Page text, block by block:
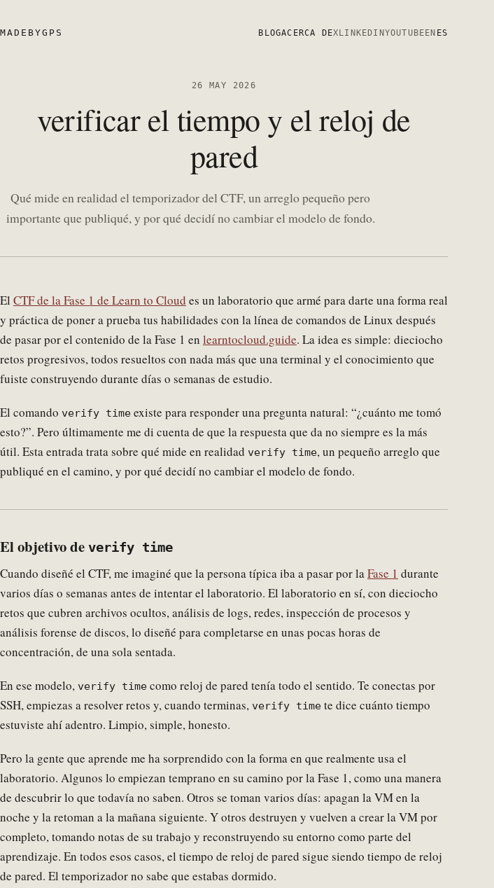
MADEBYGPS BLOGACERCA DEX LINKEDINYOUTUBE EN ES
26 MAY 2026
verificar el tiempo y el reloj de
pared
Qué mide en realidad el temporizador del CTF, un arreglo pequeño pero
importante que publiqué, y por qué decidí no cambiar el modelo de fondo.
El CTF de la Fase 1 de Learn to Cloud es un laboratorio que armé para darte una forma real
y práctica de poner a prueba tus habilidades con la línea de comandos de Linux después
de pasar por el contenido de la Fase 1 en learntocloud.guide. La idea es simple: dieciocho
retos progresivos, todos resueltos con nada más que una terminal y el conocimiento que
fuiste construyendo durante días o semanas de estudio.
El comando verify time existe para responder una pregunta natural: “¿cuánto me tomó
esto?”. Pero últimamente me di cuenta de que la respuesta que da no siempre es la más
útil. Esta entrada trata sobre qué mide en realidad verify time, un pequeño arreglo que
publiqué en el camino, y por qué decidí no cambiar el modelo de fondo.
El objetivo de verify time
Cuando diseñé el CTF, me imaginé que la persona típica iba a pasar por laFase 1 durante
varios días o semanas antes de intentar el laboratorio. El laboratorio en sí, con dieciocho
retos que cubren archivos ocultos, análisis de logs, redes, inspección de procesos y
análisis forense de discos, lo diseñé para completarse en unas pocas horas de
concentración, de una sola sentada.
En ese modelo, verify time como reloj de pared tenía todo el sentido. Te conectas por
SSH, empiezas a resolver retos y, cuando terminas, verify time te dice cuánto tiempo
estuviste ahí adentro. Limpio, simple, honesto.
Pero la gente que aprende me ha sorprendido con la forma en que realmente usa el
laboratorio. Algunos lo empiezan temprano en su camino por la Fase 1, como una manera
de descubrir lo que todavía no saben. Otros se toman varios días: apagan la VM en la
noche y la retoman a la mañana siguiente. Y otros destruyen y vuelven a crear la VM por
completo, tomando notas de su trabajo y reconstruyendo su entorno como parte del
aprendizaje. En todos esos casos, el tiempo de reloj de pared sigue siendo tiempo de reloj
de pared. El temporizador no sabe que estabas dormido.